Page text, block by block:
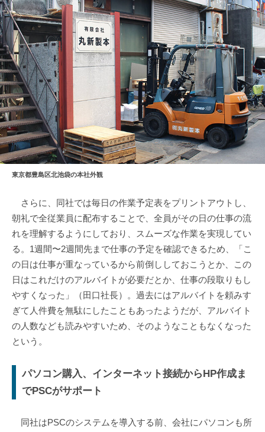
東京都豊島区北池袋の本社外観
さらに、同社では毎日の作業予定表をプリントアウトし、
朝礼で全従業員に配布することで、全員がその日の仕事の流
れを理解するようにしており、スムーズな作業を実現してい
る。1週間〜2週間先まで仕事の予定を確認できるため、「こ
の日は仕事が重なっているから前倒ししておこうとか、この
日はこれだけのアルバイトが必要だとか、仕事の段取りもし
やすくなった」（田口社長）。過去にはアルバイトを頼みす
ぎて人件費を無駄にしたこともあったようだが、アルバイト
の人数なども読みやすいため、そのようなこともなくなった
という。
パソコン購入、インターネット接続からHP作成ま
でPSCがサポート
同社はPSCのシステムを導入する前、会社にパソコンも所